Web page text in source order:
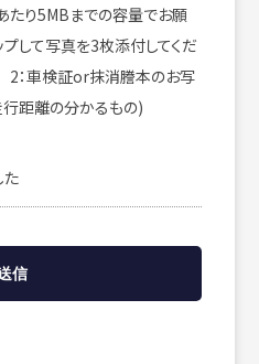
り5MBまでの容量でお願
して写真を3枚添付してくだ
2：車検証or抹消謄本のお写
距離の分かるもの)